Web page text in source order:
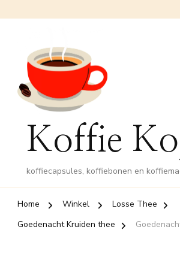
Koffie
koffiecapsules, koffiebonen en
Home Winkel
Losse Thee
Goedenacht Kruiden thee